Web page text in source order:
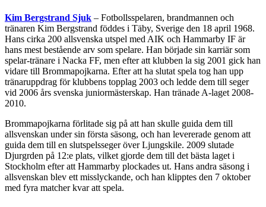
Kim Bergstrand Sjuk – Fotbollsspelaren, brandmannen och
tränaren Kim Bergstrand föddes i Täby, Sverige den 18 april 1968.
Hans cirka 200 allsvenska utspel med AIK och Hammarby IF är
hans mest bestående arv som spelare. Han började sin karriär som
spelar-tränare i Nacka FF, men efter att klubben la sig 2001 gick han
vidare till Brommapojkarna. Efter att ha slutat spela tog han upp
tränaruppdrag för klubbens topplag 2003 och ledde dem till seger
vid 2006 års svenska juniormästerskap. Han tränade A-laget 2008-
2010.
Brommapojkarna förlitade sig på att han skulle guida dem till
allsvenskan under sin första säsong, och han levererade genom att
guida dem till en slutspelsseger över Ljungskile. 2009 slutade
Djurgrden på 12:e plats, vilket gjorde dem till det bästa laget i
Stockholm efter att Hammarby plockades ut. Hans andra säsong i
allsvenskan blev ett misslyckande, och han klipptes den 7 oktober
med fyra matcher kvar att spela.